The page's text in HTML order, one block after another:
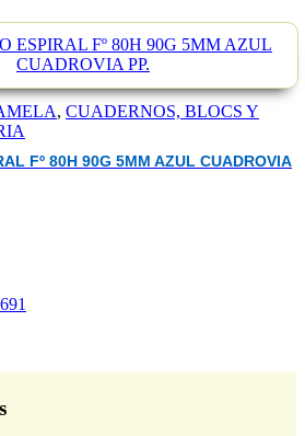
, CUADERNOS, BLOCS Y
Fº 80H 90G 5MM AZUL CUADROVIA